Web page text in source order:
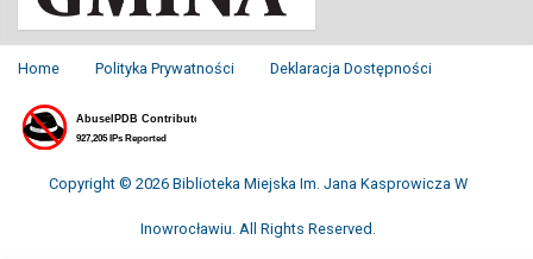
Home Polityka Prywatności Deklaracja Dostępności
Copyright © 2026 Biblioteka Miejska Im. Jana Kasprowicza W
Inowrocławiu. All Rights Reserved.